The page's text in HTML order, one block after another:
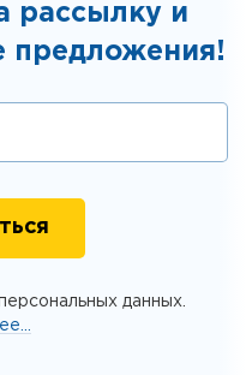
рассылку и
предложения!
данных.